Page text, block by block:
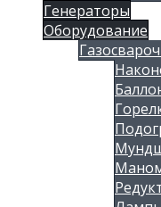
Генераторы
Оборудование